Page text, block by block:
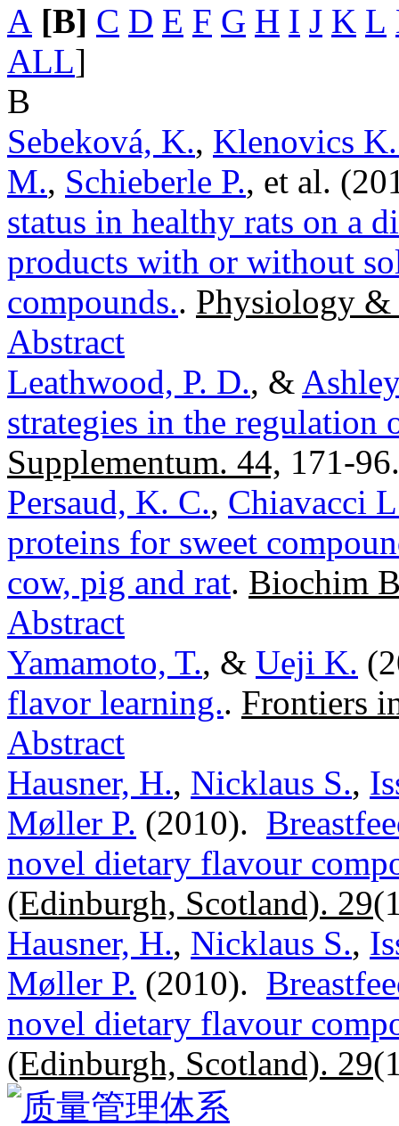
A [B] C D E F G H I J K L
ALL]
B
Sebeková, K., Klenovics
M., Schieberle P., et al.
status in healthy rats on a
products with or without
compounds.. Physiology &
Abstract
Leathwood, P. D., &
strategies in the regulation
Supplementum. 44, 171-96.
Persaud, K. C., Chiavacci
proteins for sweet
cow, pig and rat. Biochim
Abstract
Yamamoto, T., & Ueji K.
flavor learning.. Frontiers
Abstract
Hausner, H., Nicklaus S.,
Møller P. (2010).
novel dietary flavour
(Edinburgh, Scotland). 29
Hausner, H., Nicklaus S.,
Møller P. (2010).
novel dietary flavour
(Edinburgh, Scotland). 29